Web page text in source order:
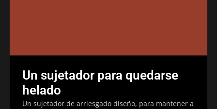
Un sujetador para quedarse
helado
Un sujetador de arriesgado diseño, para mantener a